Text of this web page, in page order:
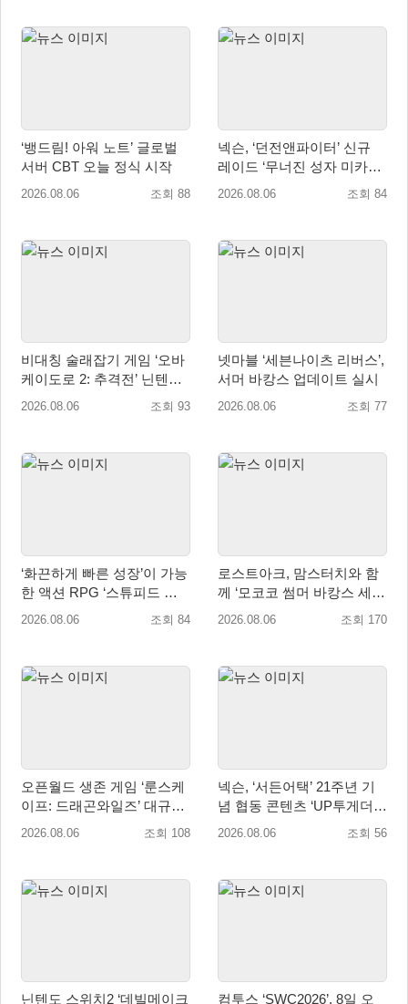
‘뱅드림! 아워 노트’ 글로벌
서버 CBT 오늘 정식 시작
2026.08.06 조회 88
넥슨, ‘던전앤파이터’ 신규
레이드 ‘무너진 성자 미카엘
라’ 업데이트!
2026.08.06 조회 84
비대칭 술래잡기 게임 ‘오바
케이도로 2: 추격전’ 닌텐도
eShop 출시
2026.08.06 조회 93
넷마블 ‘세븐나이츠 리버스’,
서머 바캉스 업데이트 실시
2026.08.06 조회 77
‘화끈하게 빠른 성장’이 가능
한 액션 RPG ‘스튜피드 네
버 다이즈’ 패키지판 예약판
2026.08.06 조회 84
로스트아크, 맘스터치와 함
께 ‘모코코 썸머 바캉스 세
트’ 출시
2026.08.06 조회 170
오픈월드 생존 게임 ‘룬스케
이프: 드래곤와일즈’ 대규모
유저 편의성 개선 및 사이드
2026.08.06 조회 108
넥슨, ‘서든어택’ 21주년 기
념 협동 콘텐츠 ‘UP투게더’
업데이트
2026.08.06 조회 56
닌텐도 스위치2 ‘데빌메이크 컴투스 ‘SWC2026’, 8일 오